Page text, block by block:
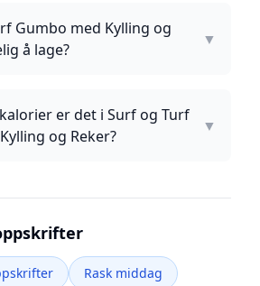
Gumbo med Kylling og
å lage?
▼
er det i Surf og Turf
og Reker?
▼
Rask middag